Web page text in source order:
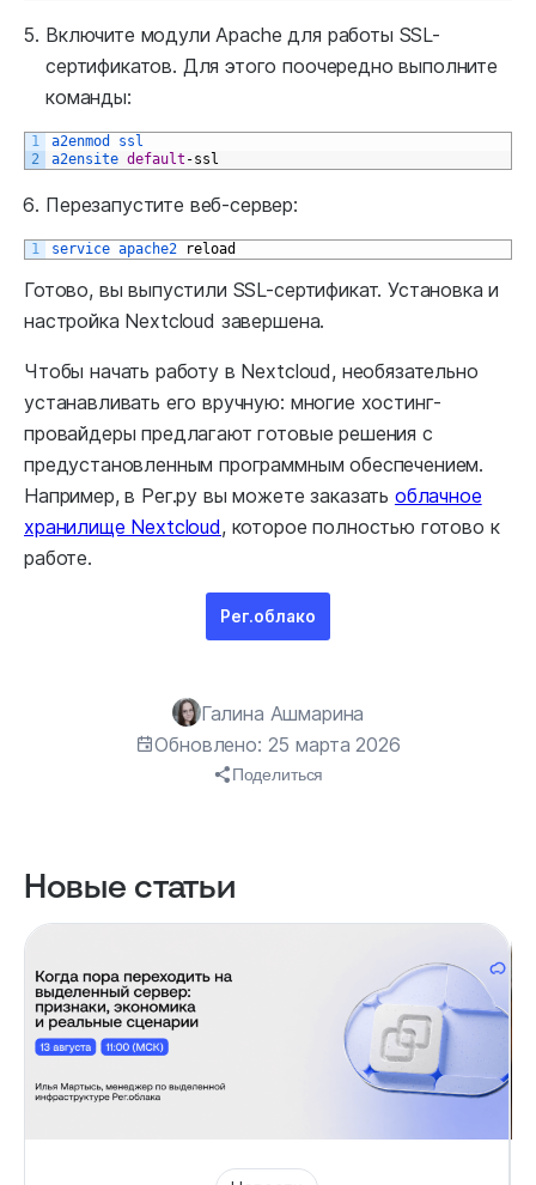
Включите модули Apache для работы SSL-
сертификатов. Для этого поочередно выполните
команды:
1
2
a2enmod ssl
a2ensite default -ssl
Перезапустите веб-сервер:
1 service apache2 reload
Готово, вы выпустили SSL-сертификат. Установка и
настройка Nextcloud завершена.
Чтобы начать работу в Nextcloud, необязательно
устанавливать его вручную: многие хостинг-
провайдеры предлагают готовые решения с
предустановленным программным обеспечением.
Например, в Рег.ру вы можете заказать облачное
хранилище Nextcloud, которое полностью готово к
работе.
Рег.облако
Галина Ашмарина
Обновлено: 25 марта 2026
Поделиться
Новые статьи